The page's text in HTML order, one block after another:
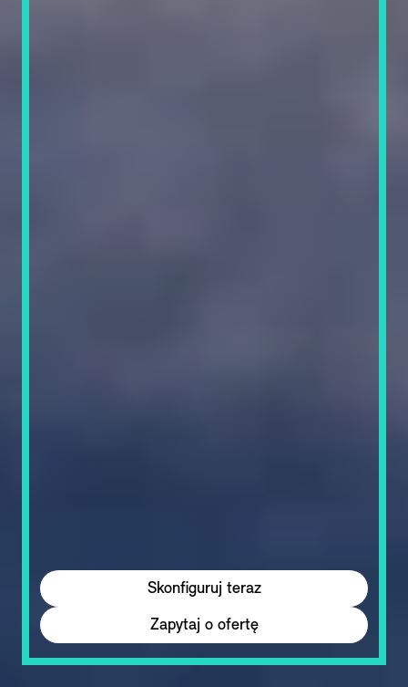
Skonfiguruj teraz
Zapytaj o ofertę